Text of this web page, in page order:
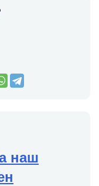
наш